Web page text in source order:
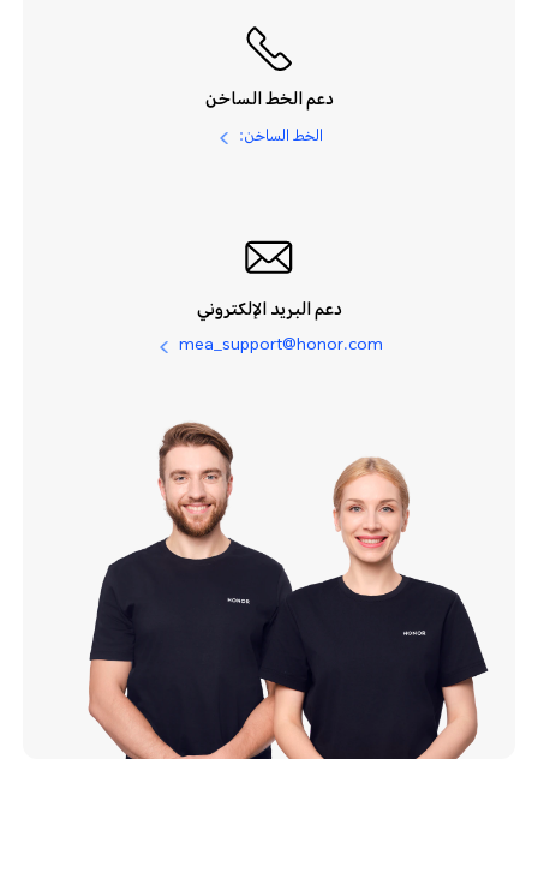
دعم الخط الساخن
الخط الساخن:
دعم البريد الإلكتروني
mea_support@honor.com